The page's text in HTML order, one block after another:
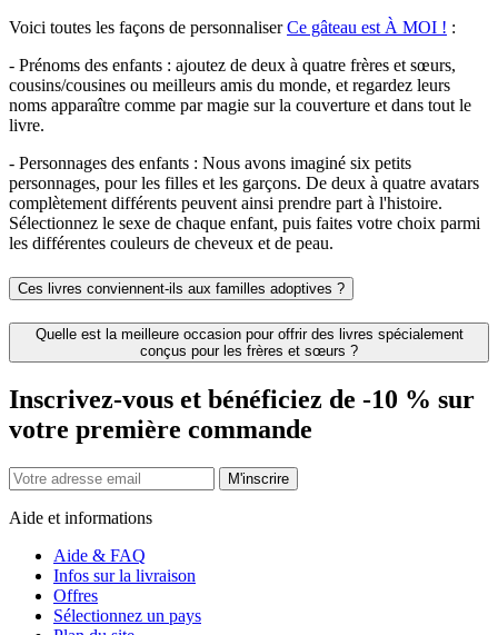
Voici toutes les façons de personnaliserCe gâteau est À MOI ! :
- Prénoms des enfants : ajoutez de deux à quatre frères et sœurs,
cousins/cousines ou meilleurs amis du monde, et regardez leurs
noms apparaître comme par magie sur la couverture et dans tout le
livre.
- Personnages des enfants : Nous avons imaginé six petits
personnages, pour les filles et les garçons. De deux à quatre avatars
complètement différents peuvent ainsi prendre part à l'histoire.
Sélectionnez le sexe de chaque enfant, puis faites votre choix parmi
les différentes couleurs de cheveux et de peau.
Ces livres conviennent-ils aux familles adoptives ?
Quelle est la meilleure occasion pour offrir des livres spécialement
conçus pour les frères et sœurs ?
Inscrivez-vous et bénéficiez de -10 % sur
votre première commande
M'inscrire
Aide et informations
Aide & FAQ
Infos sur la livraison
Offres
Sélectionnez un pays